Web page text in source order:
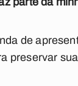
de
preservar